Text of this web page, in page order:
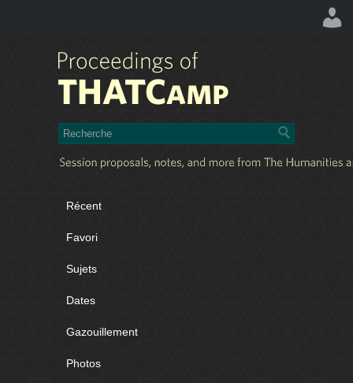
Récent
Favori
Sujets
Dates
Gazouillement
Photos